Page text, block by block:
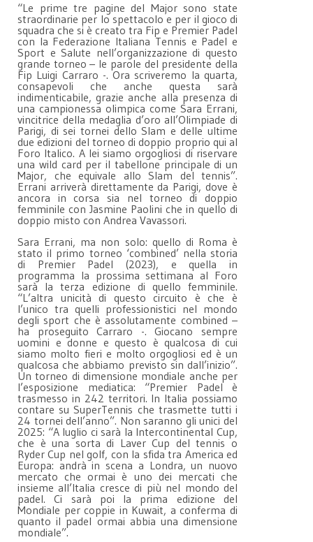
“Le prime tre pagine del Major sono state
straordinarie per lo spettacolo e per il gioco di
squadra che si è creato tra Fip e Premier Padel
con la Federazione Italiana Tennis e Padel e
Sport e Salute nell’organizzazione di questo
grande torneo – le parole del presidente della
Fip Luigi Carraro -. Ora scriveremo la quarta,
consapevoli che anche questa sarà
indimenticabile, grazie anche alla presenza di
una campionessa olimpica come Sara Errani,
vincitrice della medaglia d’oro all’Olimpiade di
Parigi, di sei tornei dello Slam e delle ultime
due edizioni del torneo di doppio proprio qui al
Foro Italico. A lei siamo orgogliosi di riservare
una wild card per il tabellone principale di un
Major, che equivale allo Slam del tennis”.
Errani arriverà direttamente da Parigi, dove è
ancora in corsa sia nel torneo di doppio
femminile con Jasmine Paolini che in quello di
doppio misto con Andrea Vavassori.
Sara Errani, ma non solo: quello di Roma è
stato il primo torneo ‘combined’ nella storia
di Premier Padel (2023), e quella in
programma la prossima settimana al Foro
sarà la terza edizione di quello femminile.
“L’altra unicità di questo circuito è che è
l’unico tra quelli professionistici nel mondo
degli sport che è assolutamente combined –
ha proseguito Carraro -. Giocano sempre
uomini e donne e questo è qualcosa di cui
siamo molto fieri e molto orgogliosi ed è un
qualcosa che abbiamo previsto sin dall’inizio”.
Un torneo di dimensione mondiale anche per
l’esposizione mediatica: “Premier Padel è
trasmesso in 242 territori. In Italia possiamo
contare su SuperTennis che trasmette tutti i
24 tornei dell’anno”. Non saranno gli unici del
2025: “A luglio ci sarà la Intercontinental Cup,
che è una sorta di Laver Cup del tennis o
Ryder Cup nel golf, con la sfida tra America ed
Europa: andrà in scena a Londra, un nuovo
mercato che ormai è uno dei mercati che
insieme all’Italia cresce di più nel mondo del
padel. Ci sarà poi la prima edizione del
Mondiale per coppie in Kuwait, a conferma di
quanto il padel ormai abbia una dimensione
mondiale”.